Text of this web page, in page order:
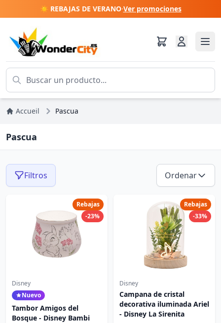
☀️ REBAJAS DE VERANO·Ver promociones
Accueil Pascua
Pascua
Filtros Ordenar
Rebajas
-23%
Disney
Nuevo
Tambor Amigos del
Bosque - Disney Bambi
Rebajas
-33%
Disney
Campana de cristal
decorativa iluminada Ariel
- Disney La Sirenita